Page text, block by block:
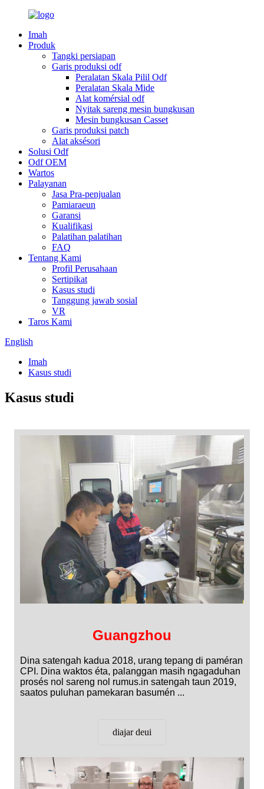
Imah
Produk
Tangki persiapan
Garis produksi odf
Peralatan Skala Pilil Odf
Peralatan Skala Mide
Alat komérsial odf
Nyitak sareng mesin bungkusan
Mesin bungkusan Casset
Garis produksi patch
Alat aksésori
Solusi Odf
Odf OEM
Wartos
Palayanan
Jasa Pra-penjualan
Pamiaraeun
Garansi
Kualifikasi
Palatihan palatihan
FAQ
Tentang Kami
Profil Perusahaan
Sertipikat
Kasus studi
Tanggung jawab sosial
VR
Taros Kami
English
Imah
Kasus studi
Kasus studi
Guangzhou
Dina satengah kadua 2018, urang tepang di paméran
CPI. Dina waktos éta, palanggan masih ngagaduhan
prosés nol sareng nol rumus.in satengah taun 2019,
saatos puluhan pamekaran basumén ...
diajar deui